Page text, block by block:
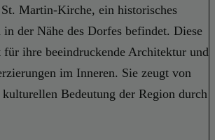
Martin-Kirche, ein historisches
der Nähe des Dorfes befindet. Diese
ihre beeindruckende Architektur und
im Inneren. Sie zeugt von
Bedeutung der Region durch